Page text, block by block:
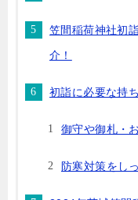
笠間稲荷神社初
介！
初詣に必要な持
御守や御札・
防寒対策をし